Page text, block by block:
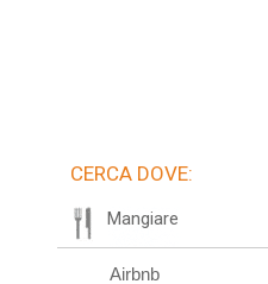
CERCA DOVE:
Mangiare
Airbnb